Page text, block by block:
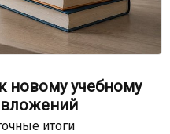
новому учебному
вложений
итоги